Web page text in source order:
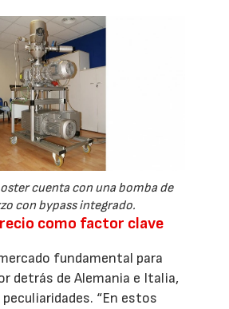
cuenta con una bomba de
con bypass integrado.
como factor clave
fundamental para
detrás de Alemania e Italia,
“En estos